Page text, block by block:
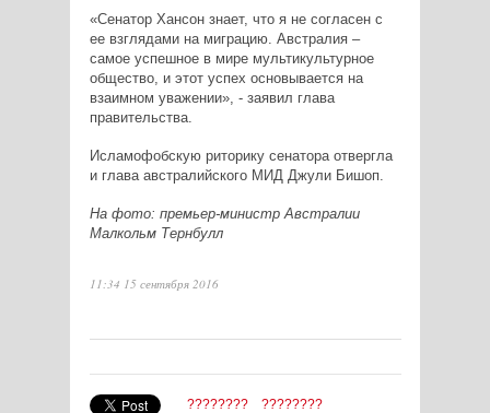
«Сенатор Хансон знает, что я не согласен с
ее взглядами на миграцию. Австралия –
самое успешное в мире мультикультурное
общество, и этот успех основывается на
взаимном уважении», - заявил глава
правительства.
Исламофобскую риторику сенатора отвергла
и глава австралийского МИД Джули Бишоп.
На фото: премьер-министр Австралии
Малкольм Тернбулл
11:34 15 сентября 2016
???????? ????????